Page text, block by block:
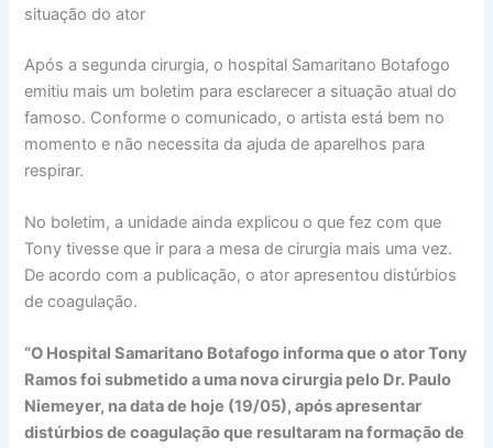
situação do ator
Após a segunda cirurgia, o hospital Samaritano Botafogo
emitiu mais um boletim para esclarecer a situação atual do
famoso. Conforme o comunicado, o artista está bem no
momento e não necessita da ajuda de aparelhos para
respirar.
No boletim, a unidade ainda explicou o que fez com que
Tony tivesse que ir para a mesa de cirurgia mais uma vez.
De acordo com a publicação, o ator apresentou distúrbios
de coagulação.
“O Hospital Samaritano Botafogo informa que o ator Tony
Ramos foi submetido a uma nova cirurgia pelo Dr. Paulo
Niemeyer, na data de hoje (19/05), após apresentar
distúrbios de coagulação que resultaram na formação de